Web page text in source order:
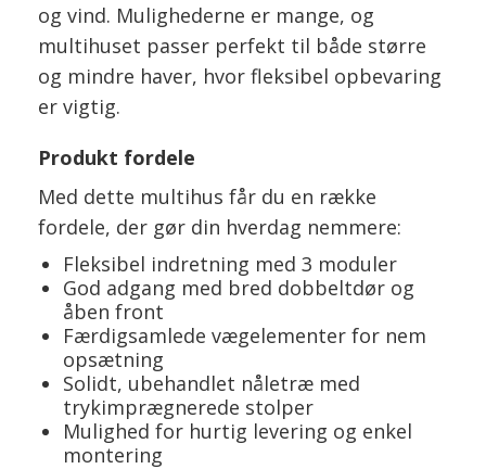
og vind. Mulighederne er mange, og
multihuset passer perfekt til både større
og mindre haver, hvor fleksibel opbevaring
er vigtig.
Produkt fordele
Med dette multihus får du en række
fordele, der gør din hverdag nemmere:
Fleksibel indretning med 3 moduler
God adgang med bred dobbeltdør og
åben front
Færdigsamlede vægelementer for nem
opsætning
Solidt, ubehandlet nåletræ med
trykimprægnerede stolper
Mulighed for hurtig levering og enkel
montering